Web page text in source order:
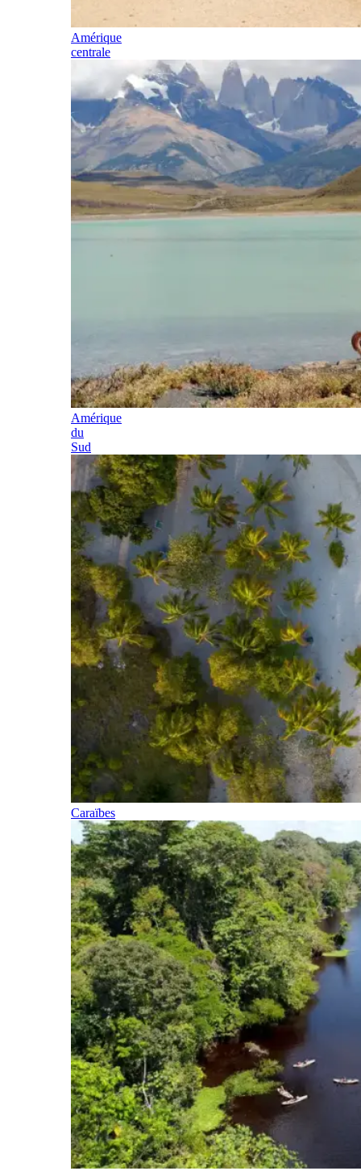
Amérique
centrale
Amérique
du
Sud
Caraïbes